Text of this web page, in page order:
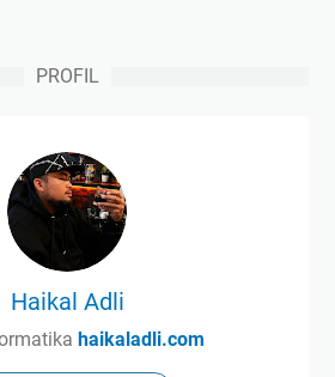
PROFIL
Haikal Adli
haikaladli.com